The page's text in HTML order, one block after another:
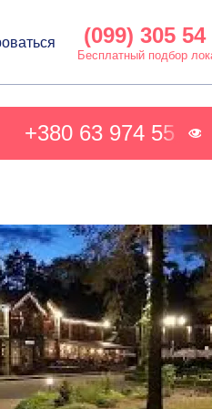
(099) 305 54
Бесплатный подбор
+380 63 974 55